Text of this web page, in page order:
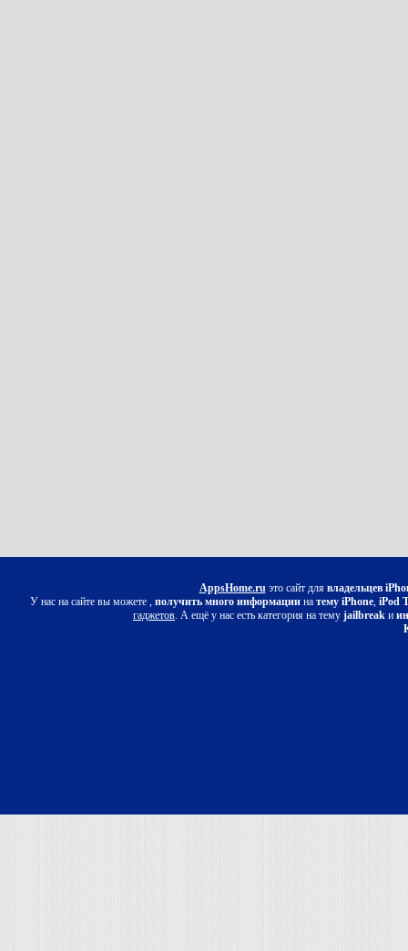
AppsHome.ruэто сайт для владельцев
У нас на сайте вы можете , получить много информациина тему iPhone,iPod
гаджетов. А ещё у нас есть категория на тему jailbreak и